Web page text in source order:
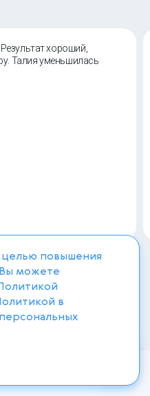
хороший,
Талия уменьшилась
целью повышения
Вы можете
в